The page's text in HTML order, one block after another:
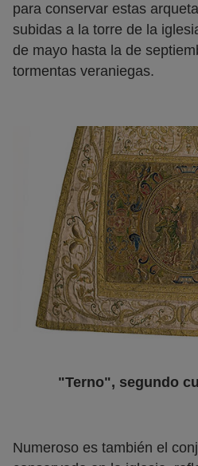
para conservar estas
subidas a la torre de la
de mayo hasta la de
tormentas veraniegas.
"Terno", segundo
Numeroso es también el